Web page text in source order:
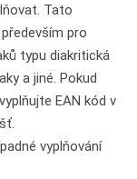
Tato
pro
typu diakritická
a jiné. Pokud
EAN kód v
vyplňování